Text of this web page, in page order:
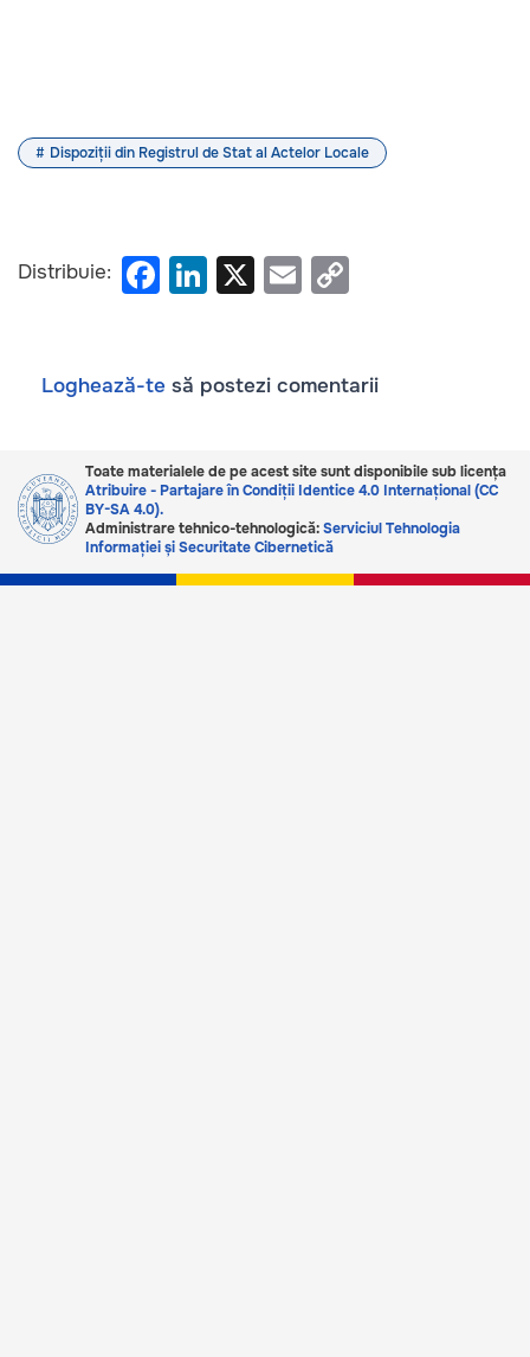
Dispoziții din Registrul de Stat al Actelor Locale
Distribuie: F
a
e
o
o
k
Li
n
e
n
X E
m
y
n
k
Loghează-te să postezi comentarii
Toate materialele de pe acest site sunt disponibile sub licența
Atribuire - Partajare în Condiții Identice 4.0 Internațional (CC
BY-SA 4.0).
Administrare tehnico-tehnologică:Serviciul Tehnologia
Informației și Securitate Cibernetică